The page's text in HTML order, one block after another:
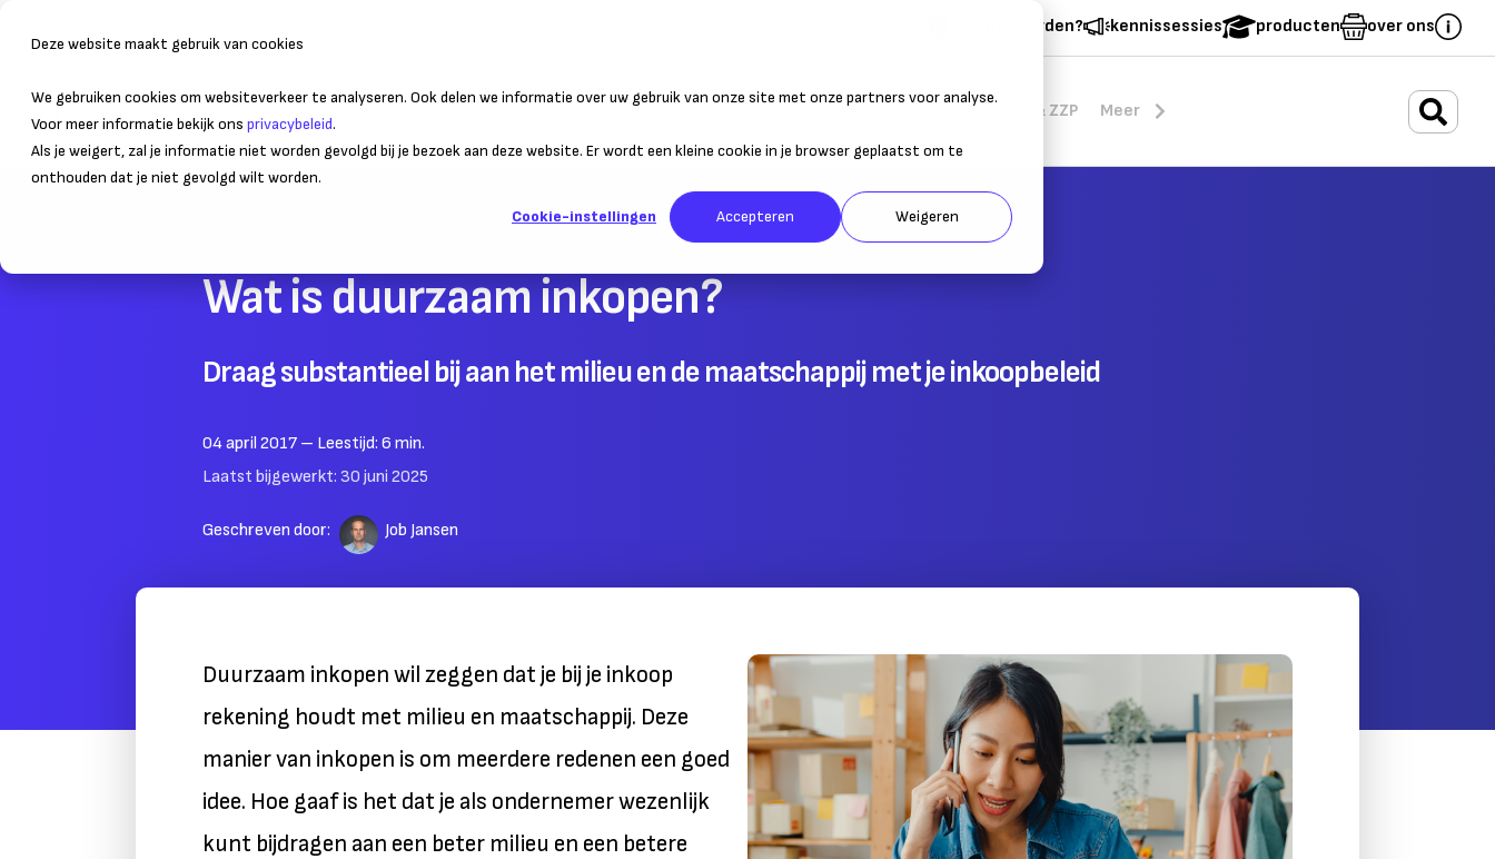
Deze website maakt gebruik van cookies
We gebruiken cookies om websiteverkeer te analyseren. Ook delen we informatie over uw gebruik van onze site met onze partners voor analyse.
Voor meer informatie bekijk ons privacybeleid.
Als je weigert, zal je informatie niet worden gevolgd bij je bezoek aan deze website. Er wordt een kleine cookie in je browser geplaatst om te
onthouden dat je niet gevolgd wilt worden.
Cookie-instellingen Accepteren Weigeren
partner worden? kennissessies producten over ons
Bedrijfsvoering Duurzaam ondernemen Starten & ZZP Meer
Wat is duurzaam inkopen?
Draag substantieel bij aan het milieu en de maatschappij met je inkoopbeleid
04 april 2017 – Leestijd: 6 min.
Laatst bijgewerkt: 30 juni 2025
Geschreven door: Job Jansen
Duurzaam inkopen wil zeggen dat je bij je inkoop
rekening houdt met milieu en maatschappij. Deze
manier van inkopen is om meerdere redenen een goed
idee. Hoe gaaf is het dat je als ondernemer wezenlijk
kunt bijdragen aan een beter milieu en een betere